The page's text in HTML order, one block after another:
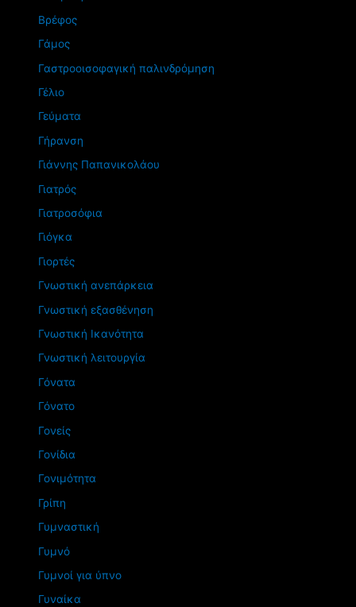
Βρέφος
Γάμος
Γαστροοισοφαγική παλινδρόμηση
Γέλιο
Γεύματα
Γήρανση
Γιάννης Παπανικολάου
Γιατρός
Γιατροσόφια
Γιόγκα
Γιορτές
Γνωστική ανεπάρκεια
Γνωστική εξασθένηση
Γνωστική Ικανότητα
Γνωστική λειτουργία
Γόνατα
Γόνατο
Γονείς
Γονίδια
Γονιμότητα
Γρίπη
Γυμναστική
Γυμνό
Γυμνοί για ύπνο
Γυναίκα